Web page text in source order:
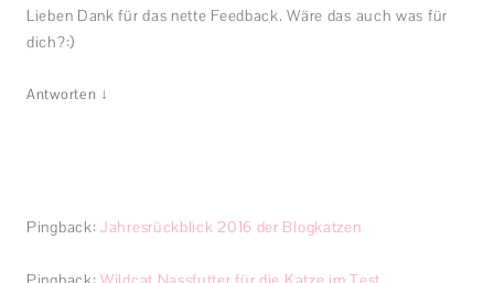
Lieben Dank für das nette Feedback. Wäre das auch was für
dich?:)
Antworten ↓
Pingback: Jahresrückblick 2016 der Blogkatzen